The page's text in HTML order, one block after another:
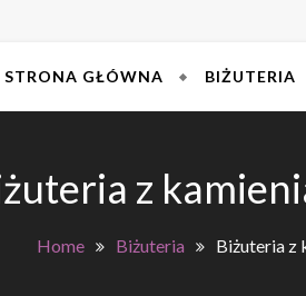
STRONA GŁÓWNA BIŻUTERIA
z
Home Biżuteria Biżuteria z